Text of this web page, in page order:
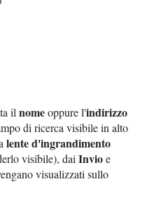
ilnomeoppure l'indirizzo
di ricerca visibile in alto
lente d'ingrandimento
visibile), daiInvioe
visualizzati sullo